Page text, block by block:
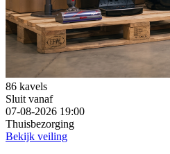
86 kavels
Sluit vanaf
07-08-2026 19:00
Thuisbezorging
Bekijk veiling